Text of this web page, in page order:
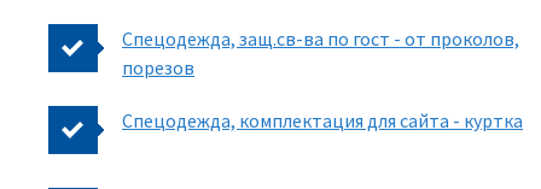
Спецодежда, защ.св-ва по гост - от проколов,
порезов
Спецодежда, комплектация для сайта - куртка